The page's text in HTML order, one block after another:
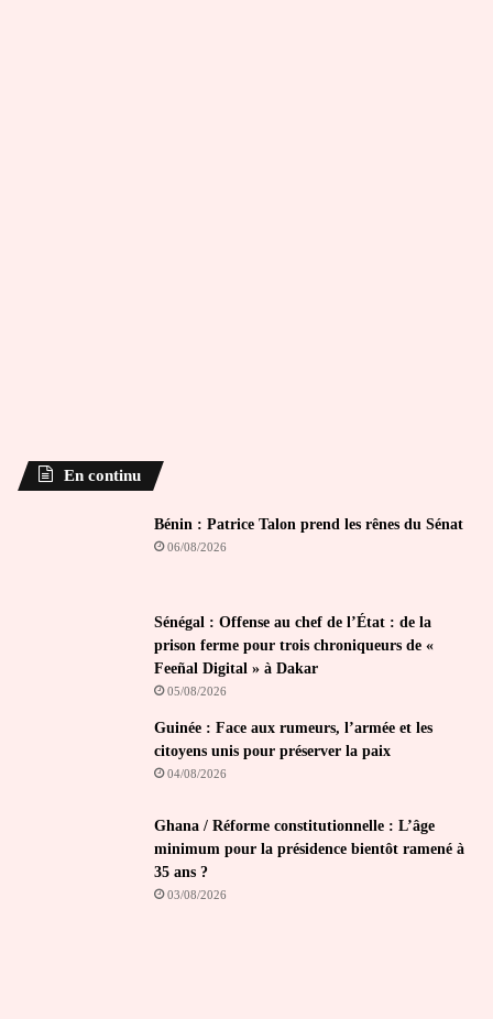
En continu
Bénin : Patrice Talon prend les rênes du Sénat
06/08/2026
Sénégal : Offense au chef de l’État : de la
prison ferme pour trois chroniqueurs de «
Feeñal Digital » à Dakar
05/08/2026
Guinée : Face aux rumeurs, l’armée et les
citoyens unis pour préserver la paix
04/08/2026
Ghana / Réforme constitutionnelle : L’âge
minimum pour la présidence bientôt ramené à
35 ans ?
03/08/2026